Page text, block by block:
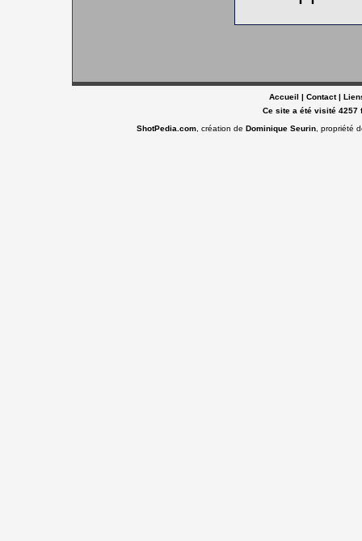
Accueil | Contact|
Ce site a été visité 4257
ShotPedia.com , création deDominique Seurin , propriété